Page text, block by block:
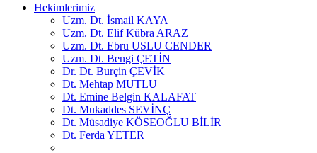
Hekimlerimiz
Uzm. Dt. İsmail KAYA
Uzm. Dt. Elif Kübra ARAZ
Uzm. Dt. Ebru USLU CENDER
Uzm. Dt. Bengi ÇETİN
Dr. Dt. Burçin ÇEVİK
Dt. Mehtap MUTLU
Dt. Emine Belgin KALAFAT
Dt. Mukaddes SEVİNÇ
Dt. Müsadiye KÖSEOĞLU BİLİR
Dt. Ferda YETER